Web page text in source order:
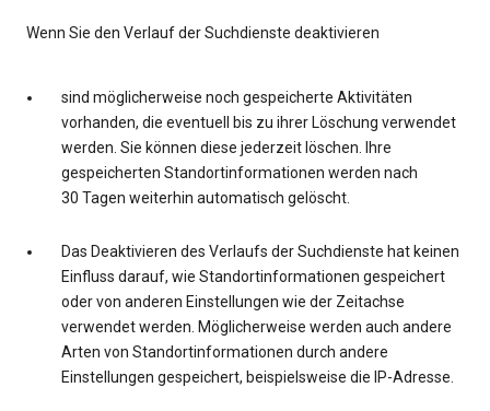
Wenn Sie den Verlauf der Suchdienste deaktivieren
sind möglicherweise noch gespeicherte Aktivitäten
vorhanden, die eventuell bis zu ihrer Löschung verwendet
werden. Sie können diese jederzeit löschen. Ihre
gespeicherten Standortinformationen werden nach
30 Tagen weiterhin automatisch gelöscht.
Das Deaktivieren des Verlaufs der Suchdienste hat keinen
Einfluss darauf, wie Standortinformationen gespeichert
oder von anderen Einstellungen wie der Zeitachse
verwendet werden. Möglicherweise werden auch andere
Arten von Standortinformationen durch andere
Einstellungen gespeichert, beispielsweise die IP-Adresse.